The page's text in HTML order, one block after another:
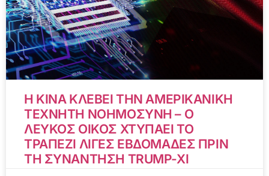
Η ΚΙΝΑ ΚΛΕΒΕΙ ΤΗΝ ΑΜΕΡΙΚΑΝΙΚΗ
ΤΕΧΝΗΤΗ ΝΟΗΜΟΣΥΝΗ – Ο
ΛΕΥΚΟΣ ΟΙΚΟΣ ΧΤΥΠΑΕΙ ΤΟ
ΤΡΑΠΕΖΙ ΛΙΓΕΣ ΕΒΔΟΜΑΔΕΣ ΠΡΙΝ
ΤΗ ΣΥΝΑΝΤΗΣΗ TRUMP-XI